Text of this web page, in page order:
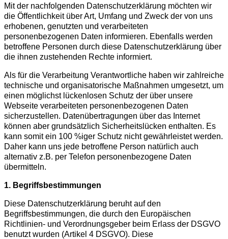
Mit der nachfolgenden Datenschutzerklärung möchten wir
die Öffentlichkeit über Art, Umfang und Zweck der von uns
erhobenen, genutzten und verarbeiteten
personenbezogenen Daten informieren. Ebenfalls werden
betroffene Personen durch diese Datenschutzerklärung über
die ihnen zustehenden Rechte informiert.
Als für die Verarbeitung Verantwortliche haben wir zahlreiche
technische und organisatorische Maßnahmen umgesetzt, um
einen möglichst lückenlosen Schutz der über unsere
Webseite verarbeiteten personenbezogenen Daten
sicherzustellen. Datenübertragungen über das Internet
können aber grundsätzlich Sicherheitslücken enthalten. Es
kann somit ein 100 %iger Schutz nicht gewährleistet werden.
Daher kann uns jede betroffene Person natürlich auch
alternativ z.B. per Telefon personenbezogene Daten
übermitteln.
1. Begriffsbestimmungen
Diese Datenschutzerklärung beruht auf den
Begriffsbestimmungen, die durch den Europäischen
Richtlinien- und Verordnungsgeber beim Erlass der DSGVO
benutzt wurden (Artikel 4 DSGVO). Diese